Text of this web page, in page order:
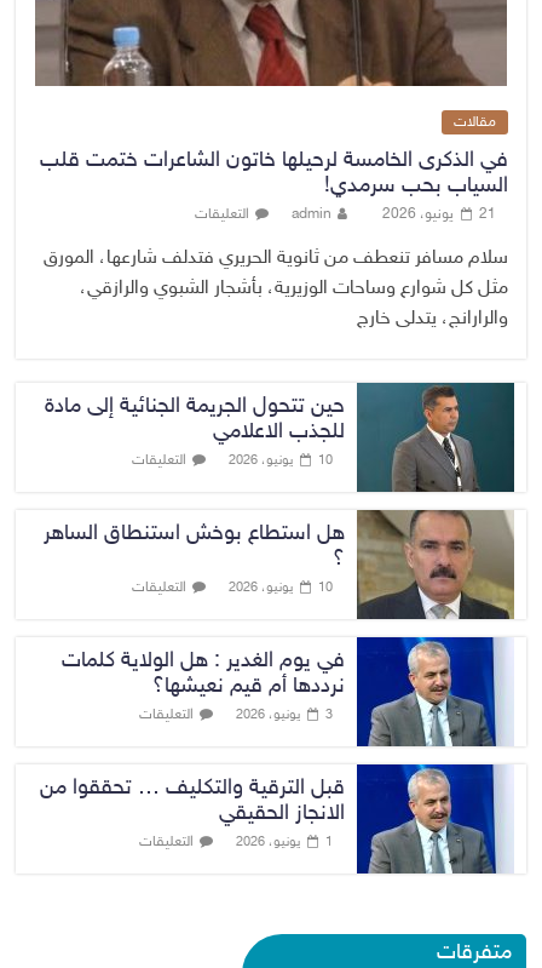
مقالات
في الذكرى الخامسة لرحيلها خاتون الشاعرات ختمت قلب
السياب بحب سرمدي!
21 يونيو، 2026 admin التعليقات
سلام مسافر تنعطف من ثانوية الحريري فتدلف شارعها، المورق
مثل كل شوارع وساحات الوزيرية، بأشجار الشبوي والرازقي،
والرارانج، يتدلى خارج
حين تتحول الجريمة الجنائية إلى مادة
للجذب الاعلامي
10 يونيو، 2026 التعليقات
هل استطاع بوخش استنطاق الساهر
؟
10 يونيو، 2026 التعليقات
في يوم الغدير : هل الولاية كلمات
نرددها أم قيم نعيشها؟
3 يونيو، 2026 التعليقات
قبل الترقية والتكليف … تحققوا من
الانجاز الحقيقي
1 يونيو، 2026 التعليقات
متفرقات